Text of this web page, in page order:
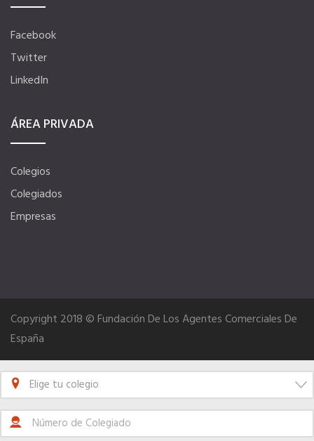
Internacional
Una gran organización
OFERTAS DE EMPLEO
Empresas
Candidatos
Facebook
Twitter
LinkedIn
ÁREA PRIVADA
Colegios
Colegiados
Empresas
Copyright 2018 © Fundación De Los Agentes Comerciales De
España
Elige tu colegio